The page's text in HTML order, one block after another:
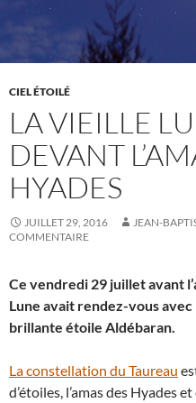
CIEL ÉTOILÉ
LA VIEILLE
DEVANT
HYADES
JUILLET 29, 2016 JEAN-
COMMENTAIRE
Ce vendredi 29 juillet avant
Lune avait rendez-vous avec
brillante étoile Aldébaran.
La constellation du Taureau
d’étoiles, l’amas des Hyades